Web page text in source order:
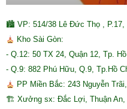
🏙 VP: 514/38 Lê Đức Thọ , P.17,
Kho Sài Gòn:
- Q.12: 50 TX 24, Quận 12, Tp.
- Q.9: 882 Phú Hữu, Q.9, Tp.Hồ
PP Miền Bắc: 243 Nguyễn
🏗 Xưởng sx: Đắc Lợi, Thuận An,